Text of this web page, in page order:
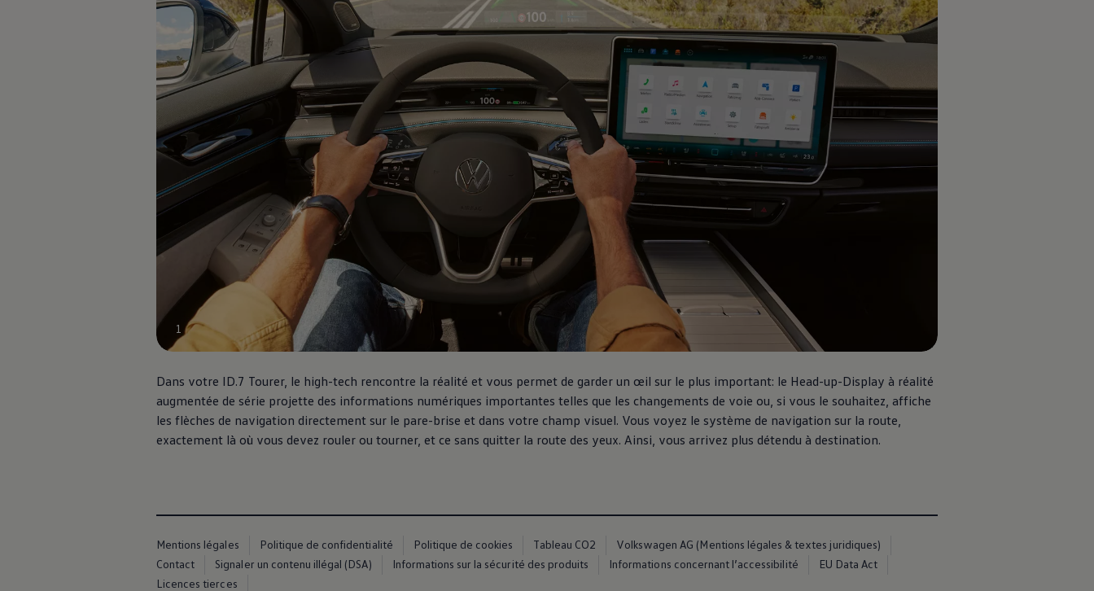
Nos véhicules hybrides
Recharge & autonomie
Comment payer ?
Où recharger ?
Comment recharger ?
Autonomie
Garantie et entretien de la batterie
Simulateur de coût de recharge
Simulateur d'autonomie
Simulateur de temps de recharge
-> Batterie et sécurité
-> SWIO - The Energy Company
Propriétaires et Service
Aide sur les applis et les services numériques
Navigation Map Update
Accessoires de transport
Accessoires Volkswagen
Entretien et pièces
Roues et pneus
Réparation & service
Manuel d'utilisation numérique
Garantie et financement
-> Informations utiles
-> Declarations of conformity
-> Action de rappel des moteurs diesel EA189
ID. Mise à jour du logiciel
Mises à jour logicielles pour véhicules thermiques
-> Rappel de sécurité des airbags Takata
-> Payez votre parking
1
Dans votre ID.7 Tourer, le high-tech rencontre la réalité et vous permet de garder un œil sur le plus important: le Head-up-Display à réalité
augmentée de série projette des informations numériques importantes telles que les changements de voie ou, si vous le souhaitez, affiche
les flèches de navigation directement sur le pare-brise et dans votre champ visuel. Vous voyez le système de navigation sur la route,
exactement là où vous devez rouler ou tourner, et ce sans quitter la route des yeux. Ainsi, vous arrivez plus détendu à destination.
Mentions légales Politique de confidentialité Politique de cookies Tableau CO2
Volkswagen AG (Mentions légales & textes juridiques)
Contact
Signaler un contenu illégal (DSA) Informations sur la sécurité des produits Informations concernant l’accessibilité
EU Data Act
Licences tierces